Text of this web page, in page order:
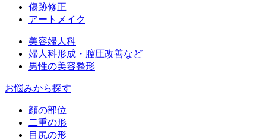
傷跡修正
アートメイク
美容婦人科
婦人科形成・膣圧改善など
男性の美容整形
お悩みから探す
顔の部位
二重の形
目尻の形